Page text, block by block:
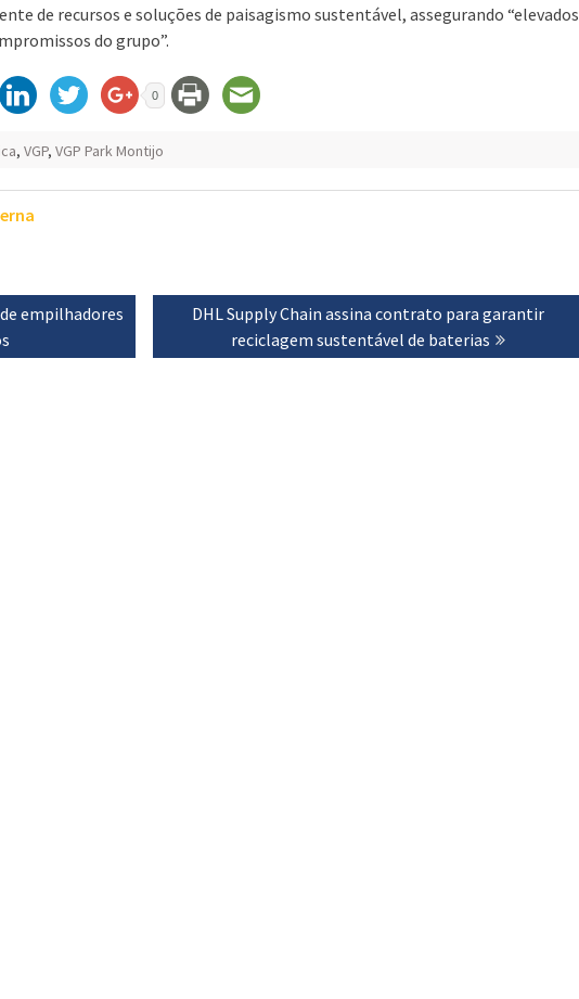
de recursos e soluções de paisagismo sustentável, assegurando “elevados
do grupo”.
0
, VGP, VGP Park Montijo
empilhadores
Next
DHL Supply Chain assina contrato para garantir
reciclagem sustentável de baterias